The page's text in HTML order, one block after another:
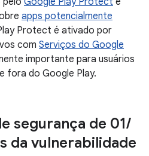
apps potencialmente
Protect é ativado por
com Serviços do Google
importante para usuários
fora do Google Play.
segurança de 01/
da vulnerabilidade